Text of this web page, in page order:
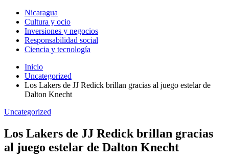
Nicaragua
Cultura y ocio
Inversiones y negocios
Responsabilidad social
Ciencia y tecnología
Inicio
Uncategorized
Los Lakers de JJ Redick brillan gracias al juego estelar de
Dalton Knecht
Uncategorized
Los Lakers de JJ Redick brillan gracias
al juego estelar de Dalton Knecht